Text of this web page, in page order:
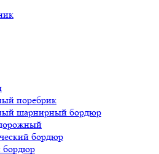
поребрик
шарнирный бордюр
бордюр
бордюр